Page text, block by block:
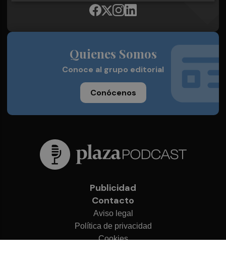
Quienes Somos
Conoce al grupo editorial
Conócenos
Publicidad
Contacto
Aviso legal
Política de privacidad
Cookies